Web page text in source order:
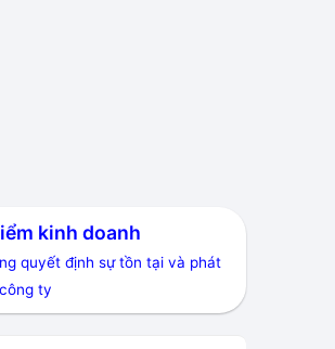
kinh doanh
quyết định sự tồn tại và phát
ty